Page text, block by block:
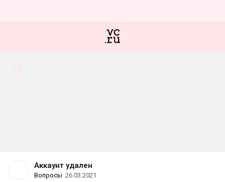
Аккаунт удален
Вопросы 26.03.2021